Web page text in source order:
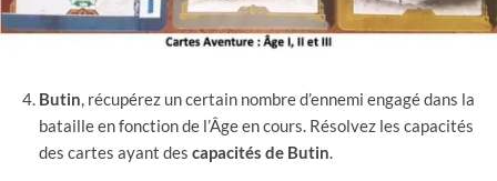
Butin, récupérez un certain nombre d’ennemi engagé dans la
bataille en fonction de l’Âge en cours. Résolvez les capacités
des cartes ayant des capacités de Butin.